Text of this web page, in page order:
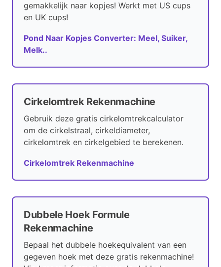
gemakkelijk naar kopjes! Werkt met US cups
en UK cups!
Pond Naar Kopjes Converter: Meel, Suiker,
Melk..
Cirkelomtrek Rekenmachine
Gebruik deze gratis cirkelomtrekcalculator
om de cirkelstraal, cirkeldiameter,
cirkelomtrek en cirkelgebied te berekenen.
Cirkelomtrek Rekenmachine
Dubbele Hoek Formule
Rekenmachine
Bepaal het dubbele hoekequivalent van een
gegeven hoek met deze gratis rekenmachine!